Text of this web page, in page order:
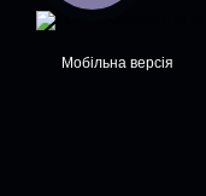
Мобільна версія